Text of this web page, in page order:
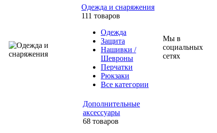
Одежда и снаряжения
111 товаров
Одежда
Защита
Нашивки /
Шевроны
Перчатки
Рюкзаки
Все категории
Дополнительные
аксессуары
68 товаров
Мы в
социальных
сетях